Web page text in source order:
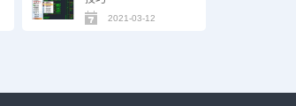
2021-03-12